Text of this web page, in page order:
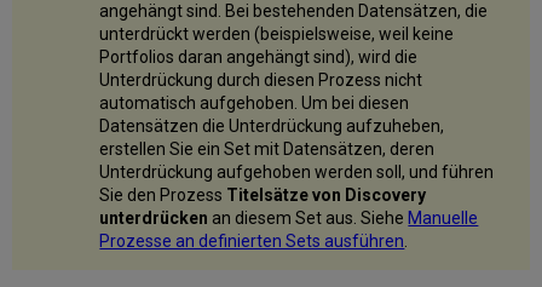
angehängt sind. Bei bestehenden Datensätzen, die
unterdrückt werden (beispielsweise, weil keine
Portfolios daran angehängt sind), wird die
Unterdrückung durch diesen Prozess nicht
automatisch aufgehoben. Um bei diesen
Datensätzen die Unterdrückung aufzuheben,
erstellen Sie ein Set mit Datensätzen, deren
Unterdrückung aufgehoben werden soll, und führen
Sie den Prozess Titelsätze von Discovery
unterdrücken an diesem Set aus. Siehe Manuelle
Prozesse an definierten Sets ausführen